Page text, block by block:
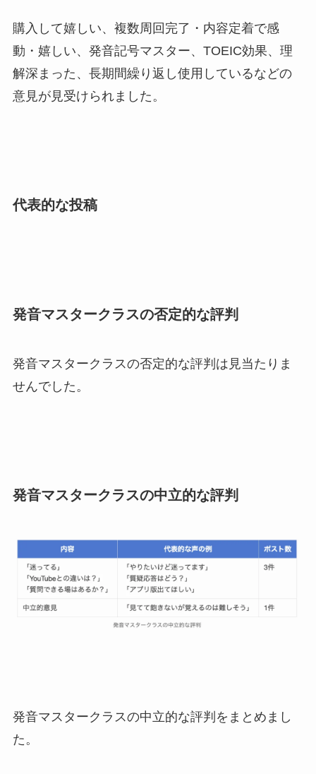
購入して嬉しい、複数周回完了・内容定着で感
動・嬉しい、発音記号マスター、TOEIC効果、理
解深まった、長期間繰り返し使用しているなどの
意見が見受けられました。
代表的な投稿
発音マスタークラスの否定的な評判
発音マスタークラスの否定的な評判は見当たりま
せんでした。
発音マスタークラスの中立的な評判
発音マスタークラスの中立的な評判をまとめまし
た。